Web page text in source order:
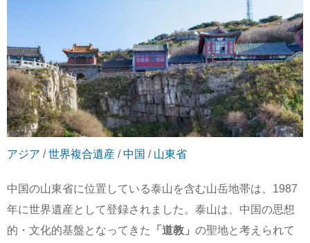
アジア /世界複合遺産 /中国 / 山東省
中国の山東省に位置している泰山を含む山岳地帯は、1987
年に世界遺産として登録されました。泰山は、中国の思想
的・文化的基盤となってきた
「道教」 の聖地と考えられて